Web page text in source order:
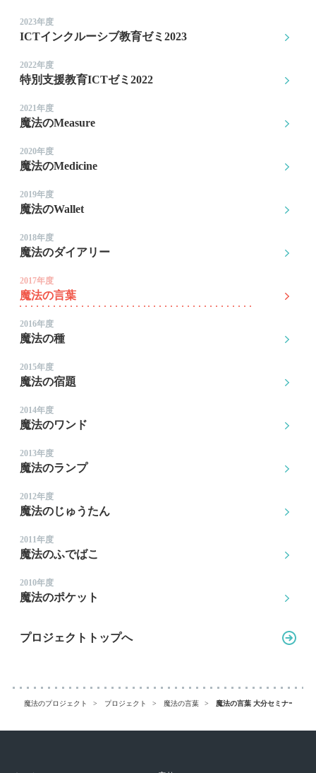
魔法のプロジェクト プロジェクト 魔法の言葉 魔法の言葉 大分セミナー 事例
2023年度
ICTインクルーシブ教育ゼミ2023
2022年度
特別支援教育ICTゼミ2022
2021年度
魔法のMeasure
2020年度
魔法のMedicine
2019年度
魔法のWallet
2018年度
魔法のダイアリー
2017年度
魔法の言葉
2016年度
魔法の種
2015年度
魔法の宿題
2014年度
魔法のワンド
2013年度
魔法のランプ
2012年度
魔法のじゅうたん
2011年度
魔法のふでばこ
2010年度
魔法のポケット
プロジェクトトップへ